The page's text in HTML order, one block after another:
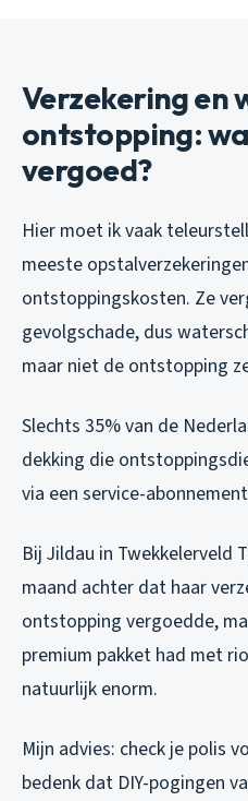
Verzekering en
ontstopping:
vergoed?
Hier moet ik vaak
meeste
ontstoppingskosten. Ze
gevolgschade, dus
maar niet de ontstopping
Slechts 35% van de
dekking die
via een service-
Bij Jildau in Twekkelerveld
maand achter dat haar
ontstopping vergoedde,
premium pakket had met
natuurlijk enorm.
Mijn advies: check je polis
bedenk dat DIY-pogingen